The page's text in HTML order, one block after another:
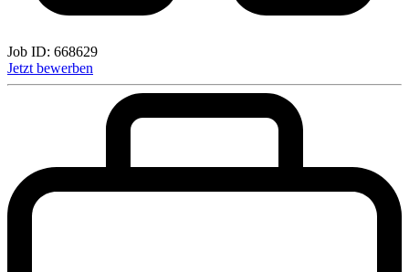
Job ID: 668629
Jetzt bewerben